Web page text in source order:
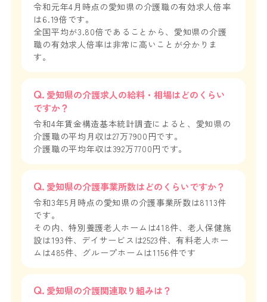
令和元年4月時点の愛知県の介護職の有効求人倍率
は6.19倍です。
全国平均が3.80倍であることから、愛知県の介護
職の有効求人倍率は非常に高いことが分かりま
す。
愛知県の介護求人の給料・相場はどのくらい
ですか？
令和4年賃金構造基本統計調査によると、愛知県の
介護職の平均月収は27万7900円です。
介護職の平均年収は392万7700円です。
愛知県の介護事業所数はどのくらいですか？
令和3年5月時点の愛知県の介護事業所数は8113件
です。
その内、特別養護老人ホームは418件、老人保健施
設は193件、デイサービスは2523件、有料老人ホー
ムは485件、グループホームは1156件です
愛知県の介護関連取り組みは？